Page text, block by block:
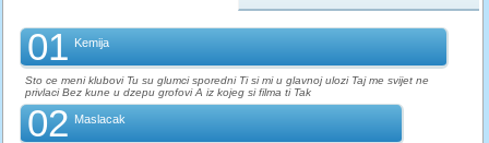
01 Kemija
Sto ce meni klubovi Tu su glumci sporedni Ti si mi u glavnoj ulozi Taj me svijet ne
privlaci Bez kune u dzepu grofovi A iz kojeg si filma ti Tak
02 Maslacak